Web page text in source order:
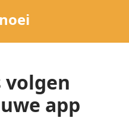
volgen
app